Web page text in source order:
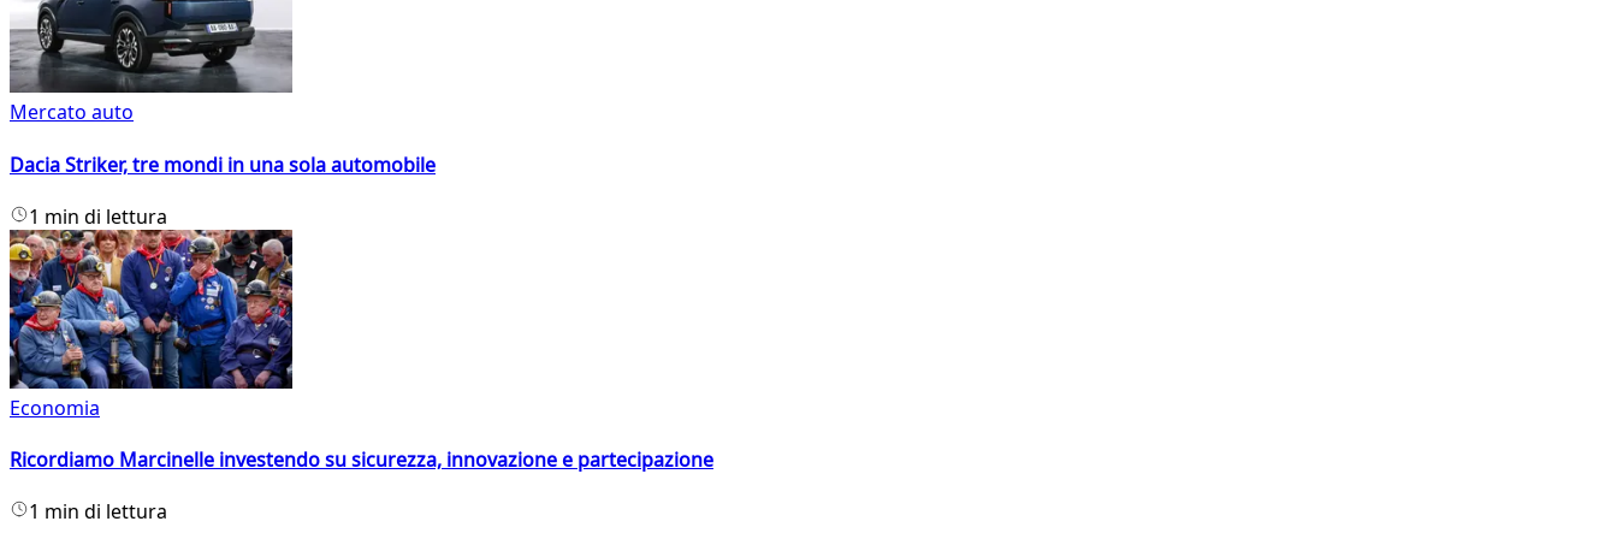
Mercato auto
Dacia Striker, tre mondi in una sola automobile
1 min di lettura
Economia
Ricordiamo Marcinelle investendo su sicurezza, innovazione e partecipazione
1 min di lettura